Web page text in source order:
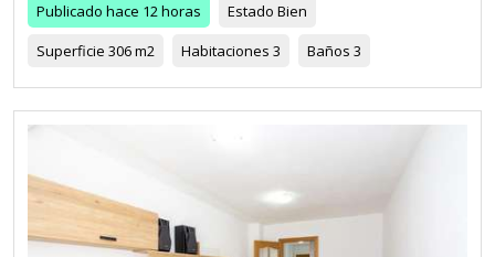
Publicado hace 12 horas Estado Bien
Superficie 306 m2 Habitaciones 3 Baños 3